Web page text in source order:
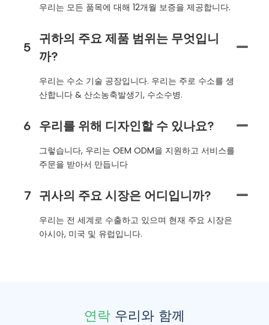
우리는 모든 품목에 대해 12개월 보증을 제공합니다.
5
귀하의 주요 제품 범위는 무엇입니
까?
우리는 수소 기술 공장입니다. 우리는 주로 수소를 생
산합니다 & 산소농축발생기, 수소수병.
6 우리를 위해 디자인할 수 있나요?
그렇습니다, 우리는 OEM ODM을 지원하고 서비스를
주문을 받아서 만듭니다
7 귀사의 주요 시장은 어디입니까?
우리는 전 세계로 수출하고 있으며 현재 주요 시장은
아시아, 미국 및 유럽입니다.
연락 우리와 함께